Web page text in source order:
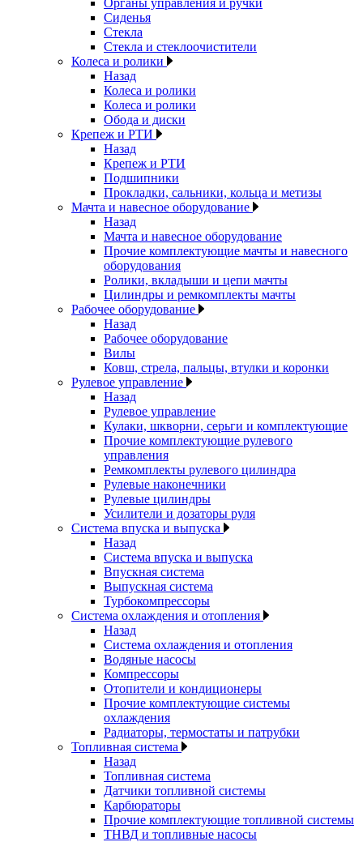
Органы управления и ручки
Сиденья
Стекла
Стекла и стеклоочистители
Колеса и ролики
Назад
Колеса и ролики
Колеса и ролики
Обода и диски
Крепеж и РТИ
Назад
Крепеж и РТИ
Подшипники
Прокладки, сальники, кольца и метизы
Мачта и навесное оборудование
Назад
Мачта и навесное оборудование
Прочие комплектующие мачты и навесного
оборудования
Ролики, вкладыши и цепи мачты
Цилиндры и ремкомплекты мачты
Рабочее оборудование
Назад
Рабочее оборудование
Вилы
Ковш, стрела, пальцы, втулки и коронки
Рулевое управление
Назад
Рулевое управление
Кулаки, шкворни, серьги и комплектующие
Прочие комплектующие рулевого
управления
Ремкомплекты рулевого цилиндра
Рулевые наконечники
Рулевые цилиндры
Усилители и дозаторы руля
Система впуска и выпуска
Назад
Система впуска и выпуска
Впускная система
Выпускная система
Турбокомпрессоры
Система охлаждения и отопления
Назад
Система охлаждения и отопления
Водяные насосы
Компрессоры
Отопители и кондиционеры
Прочие комплектующие системы
охлаждения
Радиаторы, термостаты и патрубки
Топливная система
Назад
Топливная система
Датчики топливной системы
Карбюраторы
Прочие комплектующие топливной системы
ТНВД и топливные насосы